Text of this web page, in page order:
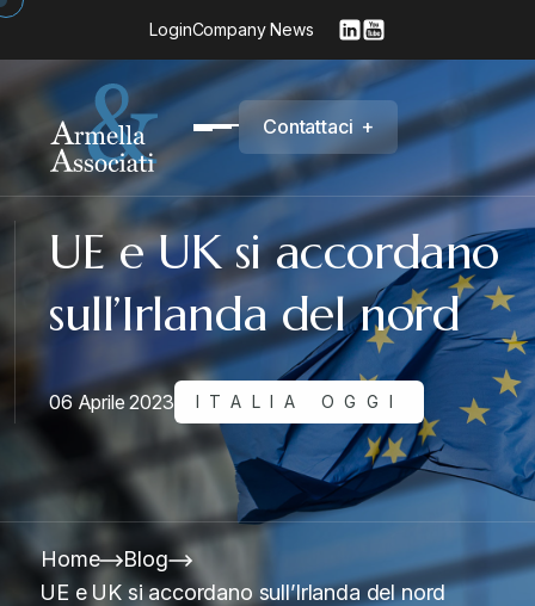
LoginCompany News
Contattaci +
UE e UK si accordano
sull’Irlanda del nord
06 Aprile 2023 ITALIA OGGI
Home
Blog
UE e UK si accordano sull’Irlanda del nord